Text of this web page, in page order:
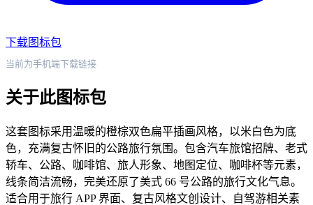
下载图标包
当前为手机端下载链接
关于此图标包
这套图标采用温暖的橙棕双色扁平插画风格，以米白色为底
色，充满复古怀旧的公路旅行氛围。包含汽车旅馆招牌、老式
轿车、公路、咖啡馆、旅人形象、地图定位、咖啡杯等元素，
线条简洁流畅，完美还原了美式 66 号公路的旅行文化气息。
适合用于旅行 APP 界面、复古风格文创设计、自驾游相关素